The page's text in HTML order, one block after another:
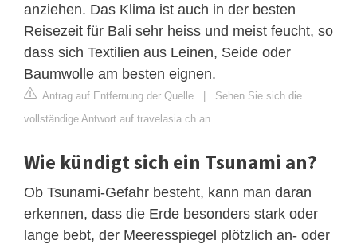
anziehen. Das Klima ist auch in der besten
Reisezeit für Bali sehr heiss und meist feucht, so
dass sich Textilien aus Leinen, Seide oder
Baumwolle am besten eignen.
Antrag auf Entfernung der Quelle | Sehen Sie sich die
vollständige Antwort auf travelasia.ch an
Wie kündigt sich ein Tsunami an?
Ob Tsunami-Gefahr besteht, kann man daran
erkennen, dass die Erde besonders stark oder
lange bebt, der Meeresspiegel plötzlich an- oder